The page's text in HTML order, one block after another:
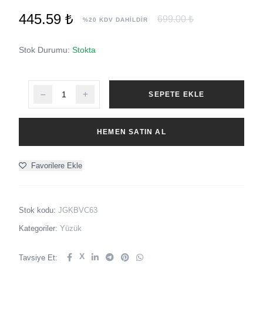
445.59 ₺ %20 KDV DAHİLDİR 699.00 ₺
Stok Durumu: Stokta
SEPETE EKLE
HEMEN SATIN AL
Favorilere Ekle
Stok kodu: JGKBVC63
Kategoriler: Yüzük
Tavsiye Et: X